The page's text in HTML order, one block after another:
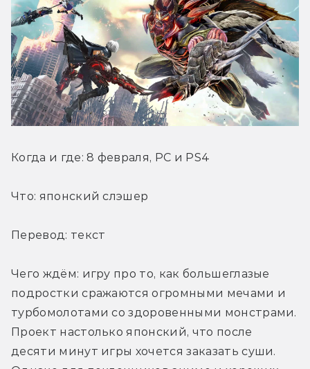
Когда и где: 8 февраля, PC и PS4
Что: японский слэшер
Перевод: текст
Чего ждём: игру про то, как большеглазые
подростки сражаются огромными мечами и
турбомолотами со здоровенными монстрами.
Проект настолько японский, что после
десяти минут игры хочется заказать суши.